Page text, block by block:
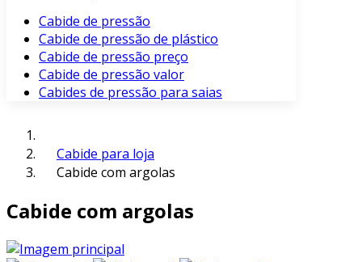
Cabide de pressão
Cabide de pressão de plástico
Cabide de pressão preço
Cabide de pressão valor
Cabides de pressão para saias
Cabide para loja
Cabide com argolas
Cabide com argolas